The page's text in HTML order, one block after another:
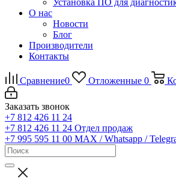
Установка ПО для
О нас
Новости
Блог
Производители
Контакты
Сравнение0 Отложенные 0
Заказать звонок
+7 812 426 11 24
+7 812 426 11 24 Отдел продаж
+7 995 595 11 00 MAX / Whatsapp /